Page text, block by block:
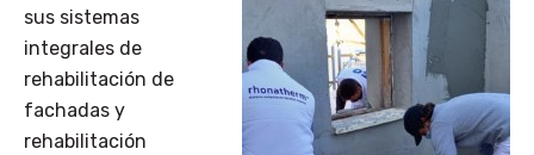
sus sistemas
integrales de
rehabilitación de
fachadas y
rehabilitación